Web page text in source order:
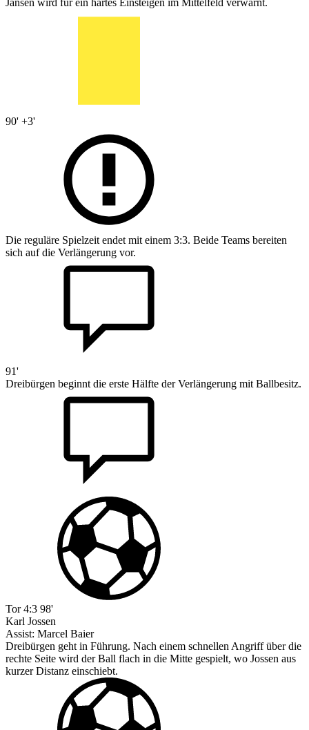
Jansen wird für ein hartes Einsteigen im Mittelfeld verwarnt.
90' +3'
Die reguläre Spielzeit endet mit einem 3:3. Beide Teams bereiten
sich auf die Verlängerung vor.
91'
Dreibürgen beginnt die erste Hälfte der Verlängerung mit Ballbesitz.
Tor 4:3 98'
Karl Jossen
Assist: Marcel Baier
Dreibürgen geht in Führung. Nach einem schnellen Angriff über die
rechte Seite wird der Ball flach in die Mitte gespielt, wo Jossen aus
kurzer Distanz einschiebt.